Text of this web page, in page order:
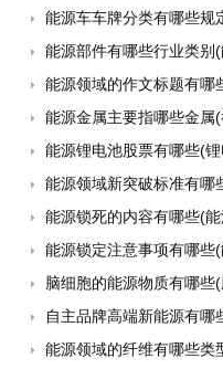
能源车车牌分类有哪些规
能源部件有哪些行业类别
能源领域的作文标题有哪
能源金属主要指哪些金属(举例说
能源锂电池股票有哪些(
能源领域新突破标准有哪
能源锁死的内容有哪些(
能源锁定注意事项有哪些
脑细胞的能源物质有哪些
自主品牌高端新能源有哪
能源领域的纤维有哪些类